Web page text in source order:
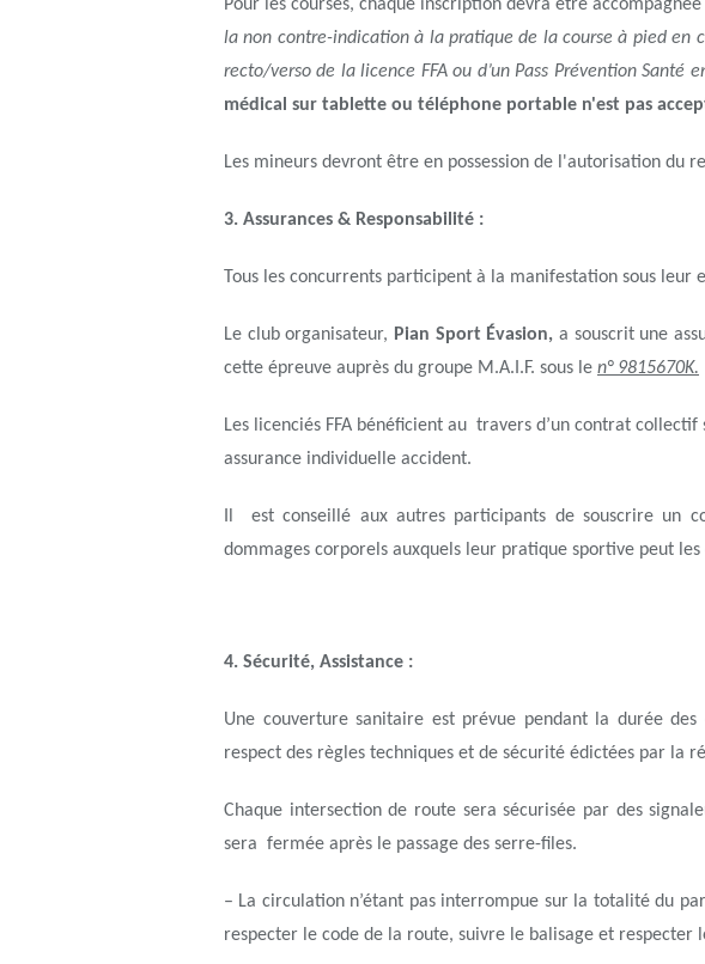
Pour les courses, chaque inscription devra être accompagnée
la non contre-indication à la pratique de la course à pied en
recto/verso de la licence FFA ou d’un Pass Prévention Santé
médical sur tablette ou téléphone portable n'est pas
Les mineurs devront être en possession de l'autorisation du
3. Assurances & Responsabilité :
Tous les concurrents participent à la manifestation sous leur
Le club organisateur, Pian Sport Évasion, a souscrit une
cette épreuve auprès du groupe M.A.I.F. sous le n° 9815670K.
Les licenciés FFA bénéficient au travers d’un contrat
assurance individuelle accident.
Il est conseillé aux autres participants de souscrire un
dommages corporels auxquels leur pratique sportive peut les
4. Sécurité, Assistance :
Une couverture sanitaire est prévue pendant la durée
respect des règles techniques et de sécurité édictées par la
Chaque intersection de route sera sécurisée par des
sera fermée après le passage des serre-files.
– La circulation n’étant pas interrompue sur la totalité du
respecter le code de la route, suivre le balisage et respecter